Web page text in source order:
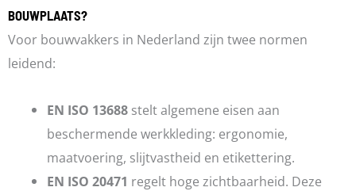
BOUWPLAATS?
Voor bouwvakkers in Nederland zijn twee normen
leidend:
EN ISO 13688 stelt algemene eisen aan
beschermende werkkleding: ergonomie,
maatvoering, slijtvastheid en etikettering.
EN ISO 20471 regelt hoge zichtbaarheid. Deze